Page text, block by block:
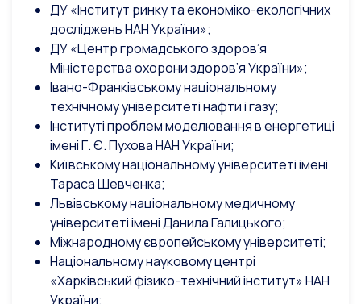
ДУ «Інститут ринку та економіко-екологічних
досліджень НАН України»;
ДУ «Центр громадського здоров’я
Міністерства охорони здоров’я України»;
Івано-Франківському національному
технічному університеті нафти і газу;
Інституті проблем моделювання в енергетиці
імені Г. Є. Пухова НАН України;
Київському національному університеті імені
Тараса Шевченка;
Львівському національному медичному
університеті імені Данила Галицького;
Міжнародному європейському університеті;
Національному науковому центрі
«Харківський фізико-технічний інститут» НАН
України;